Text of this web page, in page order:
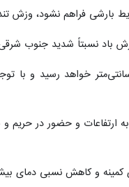
بارشی فراهم نشود،
شدید جنوب شرقی تا جنوب
افزود: بیشینه ارتفاع امواج دریا نیز
و حضور در حریم و
و کاهش نسبی دمای